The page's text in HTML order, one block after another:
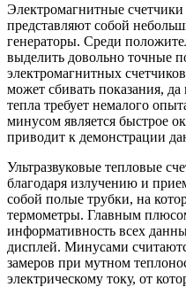
Электромагнитные
представляют собой
генераторы. Среди
выделить довольно точные
электромагнитных
может сбивать показания,
тепла требует немалого
минусом является быстрое
приводит к демонстрации
Ультразвуковые тепловые
благодаря излучению и
собой полые трубки, на
термометры. Главным
информативность всех
дисплей. Минусами
замеров при мутном
электрическому току, от